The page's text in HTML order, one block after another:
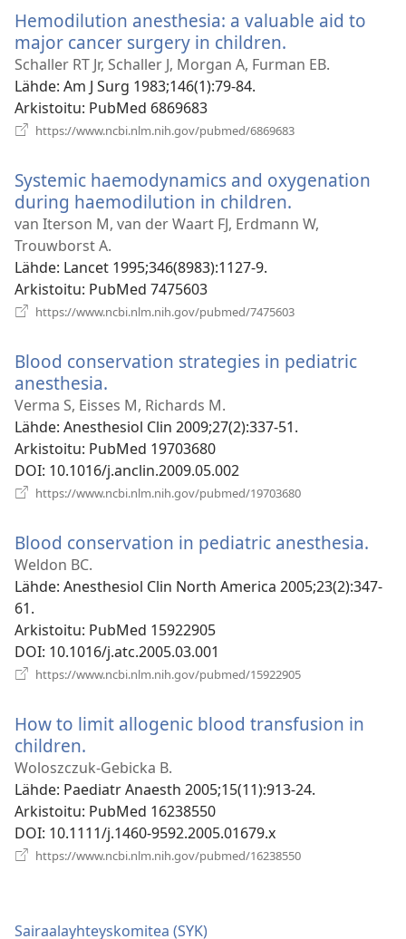
Hemodilution anesthesia: a valuable aid to
major cancer surgery in children.
uuden
Schaller RT Jr, Schaller J, Morgan A, Furman EB.
Lähde‎: Am J Surg 1983;146(1):79-84.
Arkistoitu‎: PubMed 6869683
https://www.ncbi.nlm.nih.gov/pubmed/6869683
Systemic haemodynamics and oxygenation
during haemodilution in children.
uuden
van Iterson M, van der Waart FJ, Erdmann W,
Trouwborst A.
Lähde‎: Lancet 1995;346(8983):1127-9.
Arkistoitu‎: PubMed 7475603
https://www.ncbi.nlm.nih.gov/pubmed/7475603
Blood conservation strategies in pediatric
anesthesia.
uuden
ikkunan)
Verma S, Eisses M, Richards M.
Lähde‎: Anesthesiol Clin 2009;27(2):337-51.
Arkistoitu‎: PubMed 19703680
DOI‎: 10.1016/j.anclin.2009.05.002
https://www.ncbi.nlm.nih.gov/pubmed/19703680
Blood conservation in pediatric anesthesia.
Weldon BC.
Lähde‎: Anesthesiol Clin North America 2005;23(2):347-
61.
Arkistoitu‎: PubMed 15922905
DOI‎: 10.1016/j.atc.2005.03.001
https://www.ncbi.nlm.nih.gov/pubmed/15922905
How to limit allogenic blood transfusion in
children.
uuden
ikkunan)
Woloszczuk-Gebicka B.
Lähde‎: Paediatr Anaesth 2005;15(11):913-24.
Arkistoitu‎: PubMed 16238550
DOI‎: 10.1111/j.1460-9592.2005.01679.x
https://www.ncbi.nlm.nih.gov/pubmed/16238550
Sairaalayhteyskomitea (SYK)